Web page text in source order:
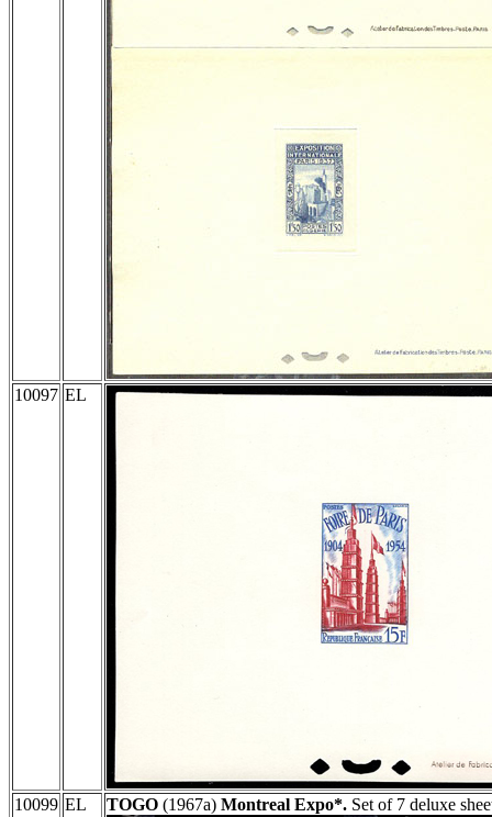
10097 EL
10099 EL TOGO (1967a) Montreal Expo*. Set of 7 deluxe